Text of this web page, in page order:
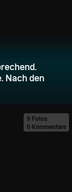
Nach den
9 Fotos
0 Kommentare